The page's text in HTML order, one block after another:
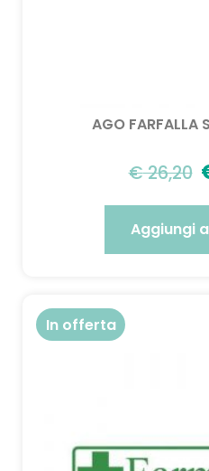
AGO FARFALLA
€26,20
Aggiungi
In offerta